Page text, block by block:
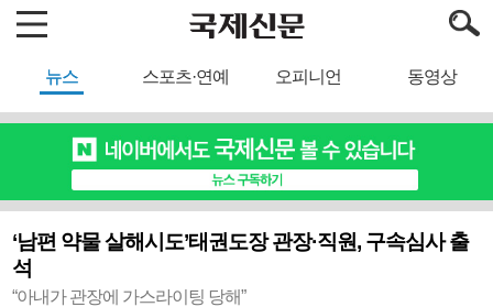
뉴스 스포츠·연예 오피니언 동영상
‘남편 약물 살해시도’태권도장 관장·직원, 구속심사 출
석
“아내가 관장에 가스라이팅 당해”